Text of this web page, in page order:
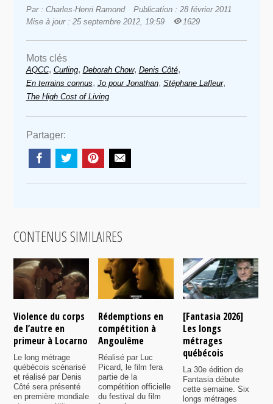
Par : Charles-Henri Ramond
Publication : 28 février 2011
Mise à jour : 25 septembre 2012, 19:59
1629
Mots clés
AQCC, Curling, Deborah Chow, Denis Côté,
En terrains connus, Jo pour Jonathan, Stéphane Lafleur,
The High Cost of Living
Partager:
CONTENUS SIMILAIRES
Violence du corps
de l’autre en
primeur à Locarno
Le long métrage
québécois scénarisé
et réalisé par Denis
Côté sera présenté
en première mondiale
Rédemptions en
compétition à
Angoulême
Réalisé par Luc
Picard, le film fera
partie de la
compétition officielle
du festival du film
[Fantasia 2026]
Les longs
métrages
québécois
La 30e édition de
Fantasia débute
cette semaine. Six
longs métrages